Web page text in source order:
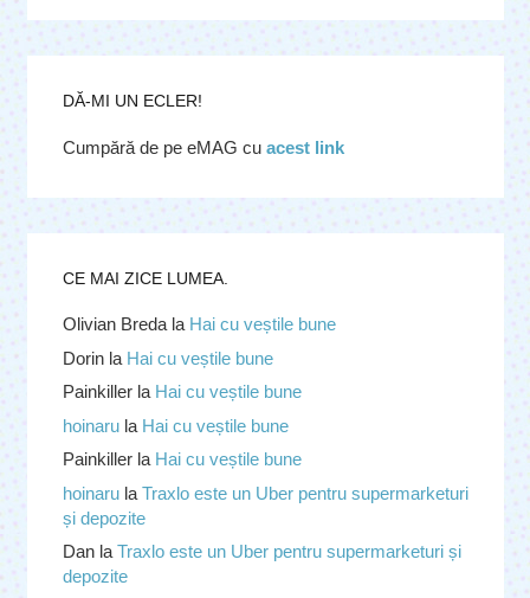
DĂ-MI UN ECLER!
Cumpără de pe eMAG cu acest link
CE MAI ZICE LUMEA.
Olivian Bredala Hai cu veștile bune
Dorinla Hai cu veștile bune
Painkillerla Hai cu veștile bune
hoinarula Hai cu veștile bune
Painkillerla Hai cu veștile bune
hoinarula Traxlo este un Uber pentru supermarketuri
și depozite
Danla Traxlo este un Uber pentru supermarketuri și
depozite